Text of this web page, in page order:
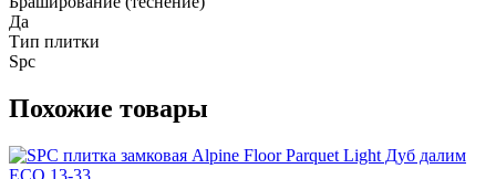
Да
Тип плитки
Spc
Похожие товары